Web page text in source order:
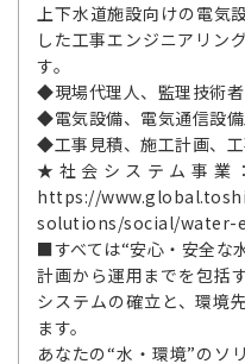
上下水道施設向けの電気
した工事エンジニアリン
す。
◆現場代理人、監理技術
◆電気設備、電気通信設
◆工事見積、施工計画、
★社会システム事業
https://
solutions/social/
■すべては“安心・安全な
計画から運用までを包括
システムの確立と、環境
ます。
あなたの“水・環境”のソ